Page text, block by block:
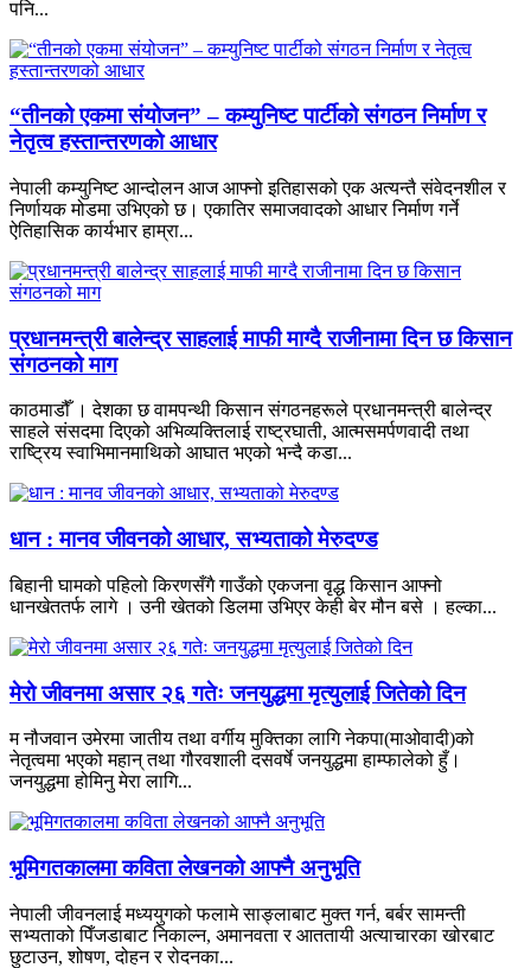
पनि...
“तीनको एकमा संयोजन” – कम्युनिष्ट पार्टीको संगठन निर्माण र
नेतृत्व हस्तान्तरणको आधार
नेपाली कम्युनिष्ट आन्दोलन आज आफ्नो इतिहासको एक अत्यन्तै संवेदनशील र
निर्णायक मोडमा उभिएको छ। एकातिर समाजवादको आधार निर्माण गर्ने
ऐतिहासिक कार्यभार हाम्रा...
प्रधानमन्त्री बालेन्द्र साहलाई माफी माग्दै राजीनामा दिन छ किसान
संगठनको माग
काठमाडौँ । देशका छ वामपन्थी किसान संगठनहरूले प्रधानमन्त्री बालेन्द्र
साहले संसदमा दिएको अभिव्यक्तिलाई राष्ट्रघाती, आत्मसमर्पणवादी तथा
राष्ट्रिय स्वाभिमानमाथिको आघात भएको भन्दै कडा...
धान : मानव जीवनको आधार, सभ्यताको मेरुदण्ड
बिहानी घामको पहिलो किरणसँगै गाउँको एकजना वृद्ध किसान आफ्नो
धानखेततर्फ लागे । उनी खेतको डिलमा उभिएर केही बेर मौन बसे । हल्का...
मेरो जीवनमा असार २६ गतेः जनयुद्धमा मृत्युलाई जितेको दिन
म नौजवान उमेरमा जातीय तथा वर्गीय मुक्तिका लागि नेकपा(माओवादी)को
नेतृत्वमा भएको महान् तथा गौरवशाली दसवर्षे जनयुद्धमा हाम्फालेको हुँ।
जनयुद्धमा होमिनु मेरा लागि...
भूमिगतकालमा कविता लेखनको आफ्नै अनुभूति
नेपाली जीवनलाई मध्ययुगको फलामे साङ्लाबाट मुक्त गर्न, बर्बर सामन्ती
सभ्यताको पिँजडाबाट निकाल्न, अमानवता र आततायी अत्याचारका खोरबाट
छुटाउन, शोषण, दोहन र रोदनका...